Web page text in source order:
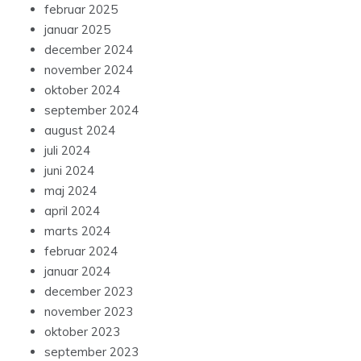
februar 2025
januar 2025
december 2024
november 2024
oktober 2024
september 2024
august 2024
juli 2024
juni 2024
maj 2024
april 2024
marts 2024
februar 2024
januar 2024
december 2023
november 2023
oktober 2023
september 2023